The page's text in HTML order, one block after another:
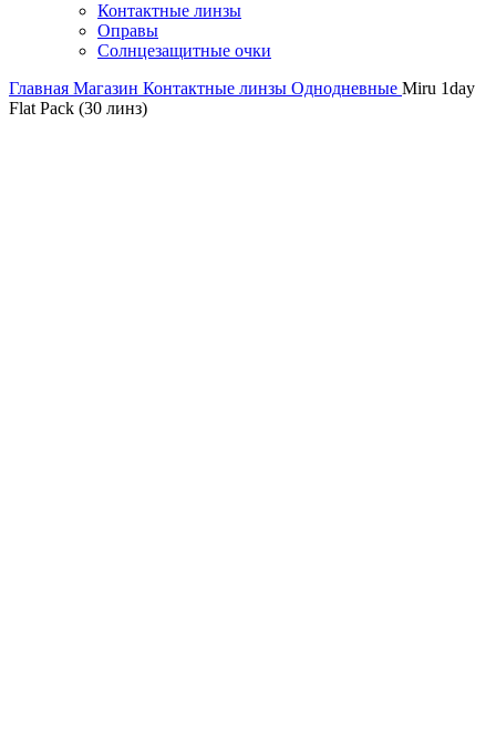
Контактные линзы
Оправы
Солнцезащитные очки
Главная Магазин Контактные линзы Однодневные Miru 1day
Flat Pack (30 линз)